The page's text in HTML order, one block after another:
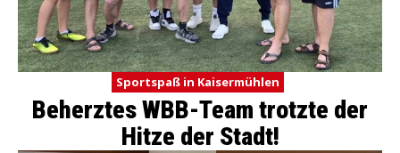
Sportspaß in Kaisermühlen
Beherztes WBB-Team trotzte der
Hitze der Stadt!